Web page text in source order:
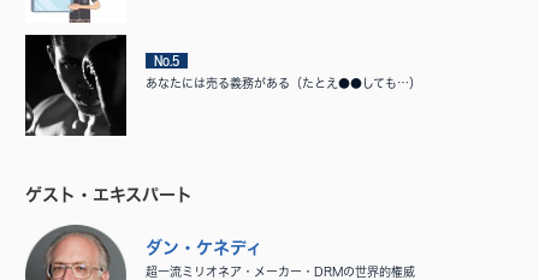
No.5
あなたには売る義務がある（たとえ●●しても…）
ゲスト・エキスパート
ダン・ケネディ
超一流ミリオネア・メーカー・DRMの世界的権威